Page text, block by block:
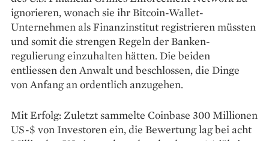
ignorieren, wonach sie ihr Bitcoin-Wallet-
Unternehmen als Finanz­institut ­registrieren müssten
und somit die strengen Regeln der Banken­
regulierung einzuhalten hätten. Die beiden
entliessen den Anwalt und beschlossen, die Dinge
von Anfang an ordentlich anzugehen.
Mit Erfolg: Zuletzt sammelte Coinbase 300 Millionen
US-$ von Investoren ein, die Bewertung lag bei acht